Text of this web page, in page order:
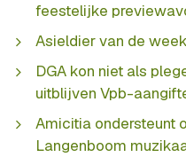
feestelijke
Asieldier van de
DGA kon niet als
uitblijven Vpb-
Amicitia ondersteunt
Langenboom